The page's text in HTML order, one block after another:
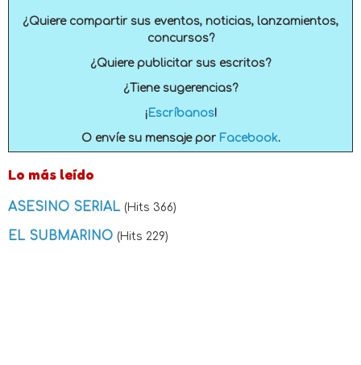
¿Quiere compartir sus eventos, noticias, lanzamientos,
concursos?
¿Quiere publicitar sus escritos?
¿Tiene sugerencias?
¡ Escríbanos!
O envíe su mensaje por Facebook.
Lo más leído
ASESINO SERIAL (Hits 366)
EL SUBMARINO (Hits 229)